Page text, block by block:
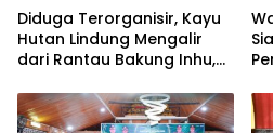
Diduga Terorganisir, Kayu
Hutan Lindung Mengalir
dari Rantau Bakung Inhu,